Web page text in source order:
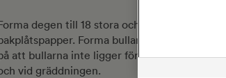
degen till 18 stora och 4 små bullar
Forma bullarna till en julgran
att bullarna inte ligger för nära varandra,
vid gräddningen.